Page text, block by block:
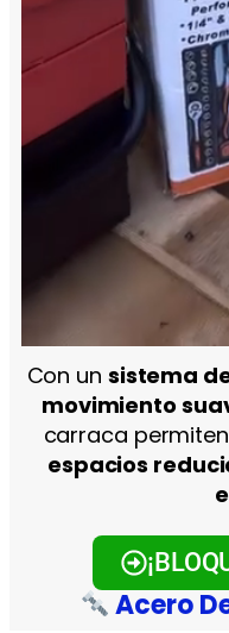
Con un sistema
movimiento
carraca
espacios
Acero